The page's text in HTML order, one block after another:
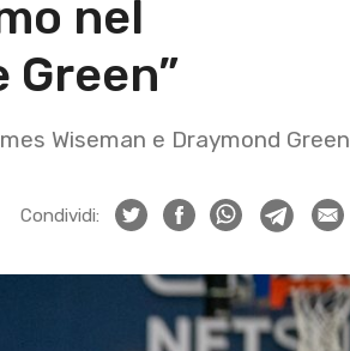
nel
Green”
Wiseman e Draymond Green
Condividi: